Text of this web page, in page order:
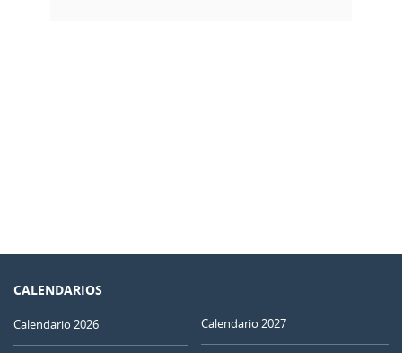
CALENDARIOS
Calendario 2026 Calendario 2027